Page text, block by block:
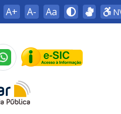
A+ A- Aa